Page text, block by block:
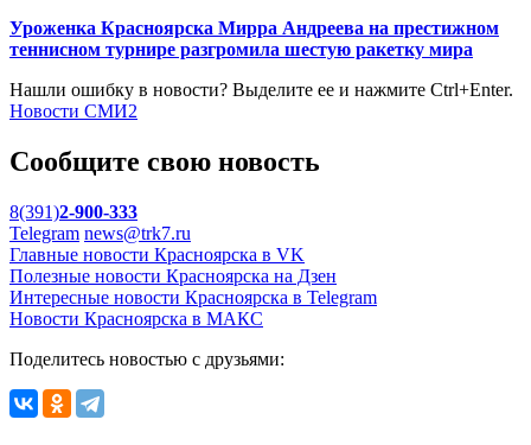
Уроженка Красноярска Мирра Андреева на престижном
теннисном турнире разгромила шестую ракетку мира
Нашли ошибку в новости? Выделите ее и нажмите Ctrl+Enter.
Новости СМИ2
Сообщите свою новость
8(391)2-900-333
Telegram news@trk7.ru
Главные новости Красноярска в VK
Полезные новости Красноярска на Дзен
Интересные новости Красноярска в Telegram
Новости Красноярска в МАКС
Поделитесь новостью с друзьями: